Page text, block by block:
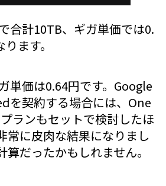
合計10TB、ギガ単価では0.
ます。
単価は0.64円です。Google
を契約する場合には、One
ランもセットで検討したほ
常に皮肉な結果になりまし
だったかもしれません。